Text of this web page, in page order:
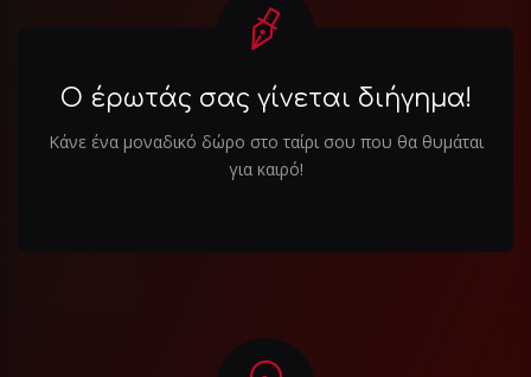
Ο έρωτάς σας γίνεται διήγημα!
Κάνε ένα μοναδικό δώρο στο ταίρι σου που θα θυμάται
για καιρό!